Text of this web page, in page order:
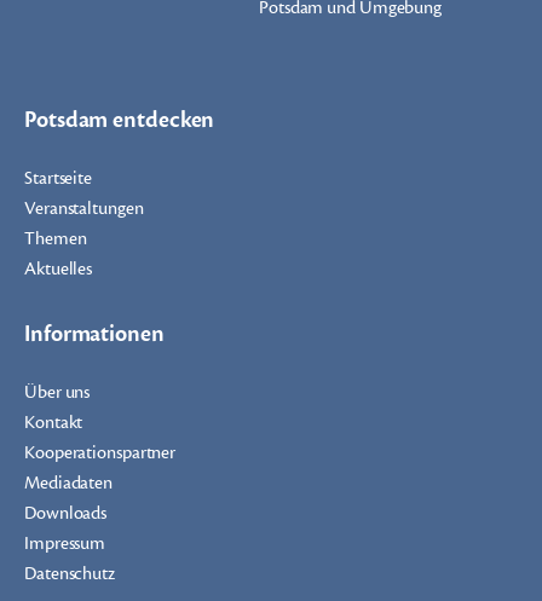
Potsdam und Umgebung
Potsdam entdecken
Startseite
Veranstaltungen
Themen
Aktuelles
Informationen
Über uns
Kontakt
Kooperationspartner
Mediadaten
Downloads
Impressum
Datenschutz